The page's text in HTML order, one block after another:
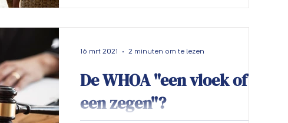
weer...
De WHOA "een vloek of
een zegen"?
16 mrt 2021 2 minuten om te lezen